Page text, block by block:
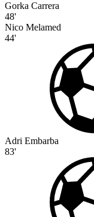
Gorka Carrera
48'
Nico Melamed
44'
Adri Embarba
83'